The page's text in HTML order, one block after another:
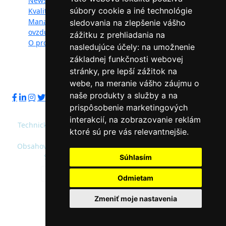
súbory cookie a iné technológie
sledovania na zlepšenie vášho
zážitku z prehliadania na
nasledujúce účely: na umožnenie
základnej funkčnosti webovej
stránky, pre lepší zážitok na
webe, na meranie vášho záujmu o
naše produkty a služby a na
prispôsobenie marketingových
interakcií, na zobrazovanie reklám
ktoré sú pre vás relevantnejšie.
Súhlasím
Odmietam
Zmeniť moje nastavenia
Kvalita ovzdušia
Manažéri kvality
ovzdušia
O projekte
Kontakt
Ochrana osobných
údajov
Sledujte nás:
Technický prevádzkovateľ: Slovenská agentúra životného
prostredia
Obsahový správca: Ministerstvo životného prostredia SR,
Slovenská agentúra životného prostredia
Vysoký kontrast
© 2020 - 2026 Slovenská agentúra životného
prostredia a Ministerstvo životného prostredia